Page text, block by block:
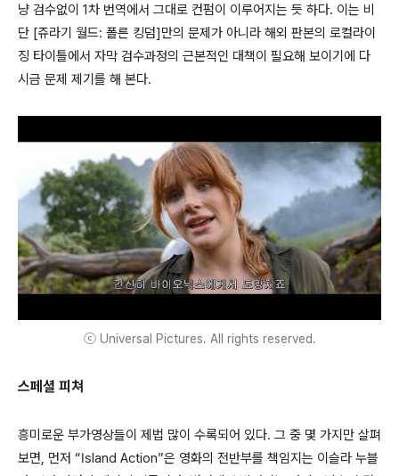
냥 검수없이 1차 번역에서 그대로 컨펌이 이루어지는 듯 하다. 이는 비
단 [쥬라기 월드: 폴른 킹덤]만의 문제가 아니라 해외 판본의 로컬라이
징 타이틀에서 자막 검수과정의 근본적인 대책이 필요해 보이기에 다
시금 문제 제기를 해 본다.
ⓒ Universal Pictures. All rights reserved.
스페셜 피쳐
흥미로운 부가영상들이 제법 많이 수록되어 있다. 그 중 몇 가지만 살펴
보면, 먼저 “Island Action”은 영화의 전반부를 책임지는 이슬라 누블